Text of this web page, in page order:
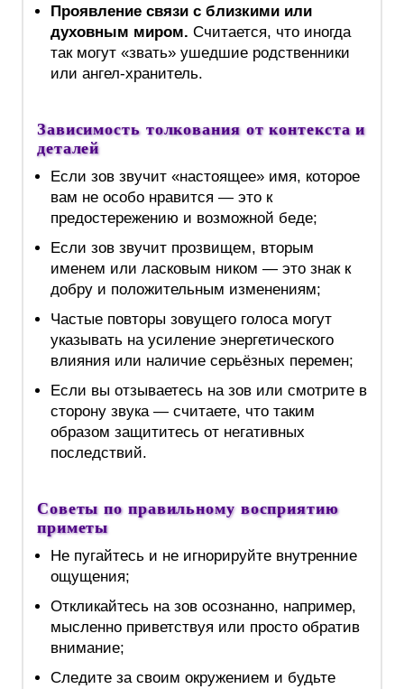
Проявление связи с близкими или
духовным миром. Считается, что иногда
так могут «звать» ушедшие родственники
или ангел-хранитель.
Зависимость толкования от контекста и
деталей
Если зов звучит «настоящее» имя, которое
вам не особо нравится — это к
предостережению и возможной беде;
Если зов звучит прозвищем, вторым
именем или ласковым ником — это знак к
добру и положительным изменениям;
Частые повторы зовущего голоса могут
указывать на усиление энергетического
влияния или наличие серьёзных перемен;
Если вы отзываетесь на зов или смотрите в
сторону звука — считаете, что таким
образом защититесь от негативных
последствий.
Советы по правильному восприятию
приметы
Не пугайтесь и не игнорируйте внутренние
ощущения;
Откликайтесь на зов осознанно, например,
мысленно приветствуя или просто обратив
внимание;
Следите за своим окружением и будьте